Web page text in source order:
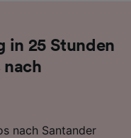
in 25 Stunden
nach
nach Santander